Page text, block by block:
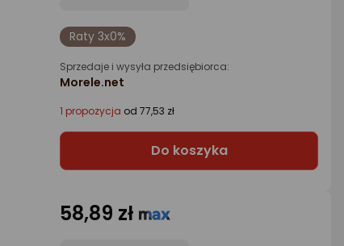
Raty 3x0%
Sprzedaje i wysyła przedsiębiorca:
Morele.net
1 propozycja od 77,53 zł
Do koszyka
58,89 zł